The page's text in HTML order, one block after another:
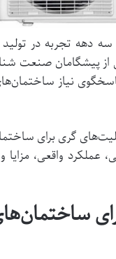
دهه تجربه در
کشور، به‌عنوان یکی از
نیاز
گری برای
واقعی، مزایا